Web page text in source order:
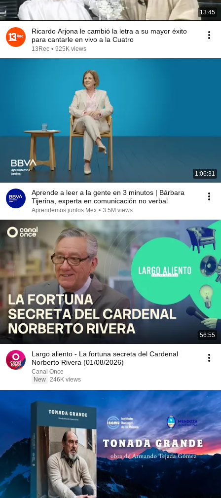
13:45
Ricardo Arjona le cambió la letra a su mayor éxito
para cantarle en vivo a la Cuatro
13Rec • 925K views
1:06:31
Aprende a leer a la gente en 3 minutos | Bárbara
Tijerina, experta en comunicación no verbal
Aprendemos juntos Mex • 3.5M views
56:55
Largo aliento - La fortuna secreta del Cardenal
Norberto Rivera (01/08/2026)
Canal Once
New 246K views